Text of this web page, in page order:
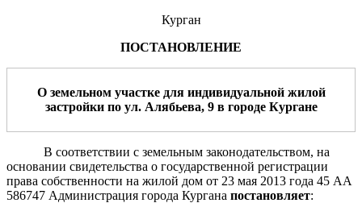
Курган
ПОСТАНОВЛЕНИЕ
О земельном участке для индивидуальной жилой
застройкипо ул. Алябьева, 9 в городеКургане
В соответствии с земельным законодательством, на
основании свидетельства о государственной регистрации
права собственности на жилой дом от 23 мая 2013 года 45 АА
586747 Администрация города Кургана постановляет: